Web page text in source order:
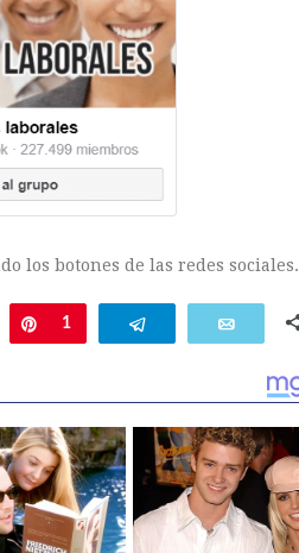
los botones de las redes sociales.
Pin
1 Telegram Email